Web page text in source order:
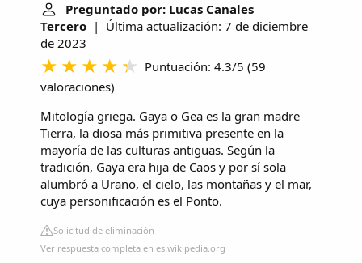
Preguntado por: Lucas Canales
Tercero | Última actualización: 7 de diciembre
de 2023
Puntuación: 4.3/5 (59
valoraciones)
Mitología griega. Gaya o Gea es la gran madre
Tierra, la diosa más primitiva presente en la
mayoría de las culturas antiguas. Según la
tradición, Gaya era hija de Caos y por sí sola
alumbró a Urano, el cielo, las montañas y el mar,
cuya personificación es el Ponto.
Solicitud de eliminación
Ver respuesta completa en es.wikipedia.org